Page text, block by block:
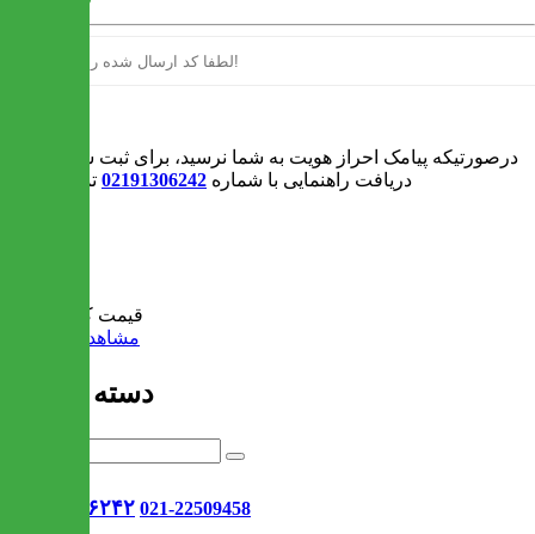
درصورتیکه پیامک احراز هویت به شما نرسید، برای ثبت سفارش و یا
دریافت راهنمایی با شماره 02191306242 تماس بگیرید
قیمت کل:
مشاهده سبد خرید
دسته بندی ها
021-۹۱۳۰۶۲۴۲ 021-22509458